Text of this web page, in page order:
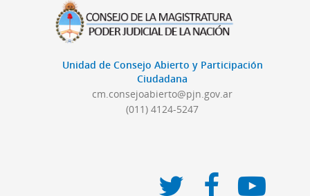
Unidad de Consejo Abierto y Participación
Ciudadana
cm.consejoabierto@pjn.gov.ar
(011) 4124-5247